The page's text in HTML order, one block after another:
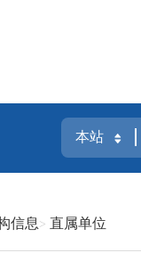
信息 直属单位